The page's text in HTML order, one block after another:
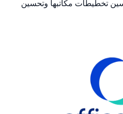
تخطيطات مكاتبها وتحسين